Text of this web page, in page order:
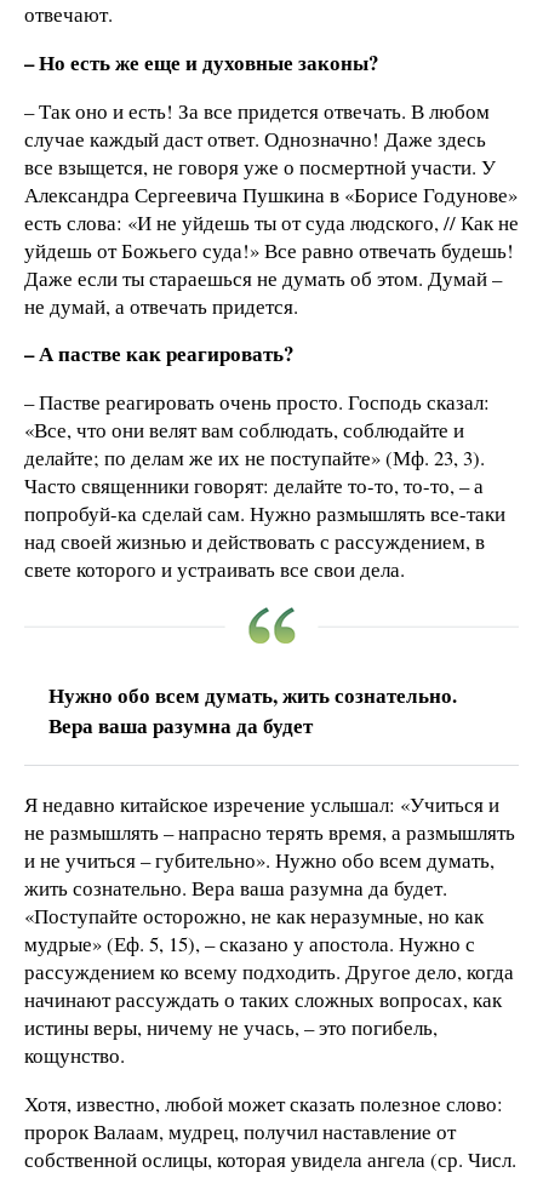
отвечают.
– Но есть же еще и духовные законы?
– Так оно и есть! За все придется отвечать. В любом
случае каждый даст ответ. Однозначно! Даже здесь
все взыщется, не говоря уже о посмертной участи. У
Александра Сергеевича Пушкина в «Борисе Годунове»
есть слова: «И не уйдешь ты от суда людского, // Как не
уйдешь от Божьего суда!» Все равно отвечать будешь!
Даже если ты стараешься не думать об этом. Думай –
не думай, а отвечать придется.
– А пастве как реагировать?
– Пастве реагировать очень просто. Господь сказал:
«Все, что они велят вам соблюдать, соблюдайте и
делайте; по делам же их не поступайте» (Мф. 23, 3).
Часто священники говорят: делайте то-то, то-то, – а
попробуй-ка сделай сам. Нужно размышлять все-таки
над своей жизнью и действовать с рассуждением, в
свете которого и устраивать все свои дела.
Нужно обо всем думать, жить сознательно.
Вера ваша разумна да будет
Я недавно китайское изречение услышал: «Учиться и
не размышлять – напрасно терять время, а размышлять
и не учиться – губительно». Нужно обо всем думать,
жить сознательно. Вера ваша разумна да будет.
«Поступайте осторожно, не как неразумные, но как
мудрые» (Еф. 5, 15), – сказано у апостола. Нужно с
рассуждением ко всему подходить. Другое дело, когда
начинают рассуждать о таких сложных вопросах, как
истины веры, ничему не учась, – это погибель,
кощунство.
Хотя, известно, любой может сказать полезное слово:
пророк Валаам, мудрец, получил наставление от
собственной ослицы, которая увидела ангела (ср. Числ.